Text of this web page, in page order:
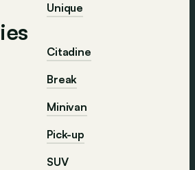
Unique
Citadine
Break
Minivan
Pick-up
SUV